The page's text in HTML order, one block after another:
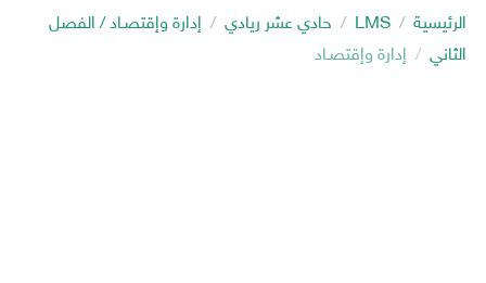
الرئيسية LMS حادي عشر ريادي
إدارة وإقتصـاد / الفصل
الثاني
إدارة وإقتصـاد